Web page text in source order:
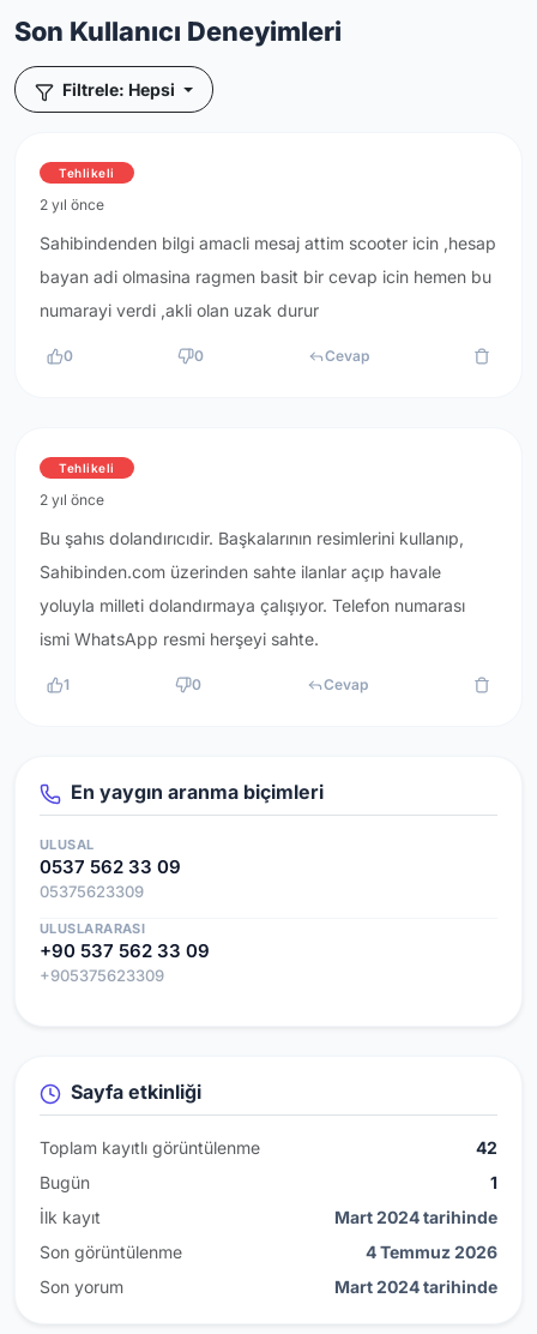
Son Kullanıcı Deneyimleri
Filtrele: Hepsi
Tehlikeli
2 yıl önce
Sahibindenden bilgi amacli mesaj attim scooter icin ,hesap
bayan adi olmasina ragmen basit bir cevap icin hemen bu
numarayi verdi ,akli olan uzak durur
0 0 Cevap
Tehlikeli
2 yıl önce
Bu şahıs dolandırıcıdir. Başkalarının resimlerini kullanıp,
Sahibinden.com üzerinden sahte ilanlar açıp havale
yoluyla milleti dolandırmaya çalışıyor. Telefon numarası
ismi WhatsApp resmi herşeyi sahte.
1 0 Cevap
En yaygın aranma biçimleri
ULUSAL
0537 562 33 09
05375623309
ULUSLARARASI
+90 537 562 33 09
+905375623309
Sayfa etkinliği
Toplam kayıtlı görüntülenme
42
Bugün
1
İlk kayıt
Mart 2024 tarihinde
Son görüntülenme
4 Temmuz 2026
Son yorum
Mart 2024 tarihinde